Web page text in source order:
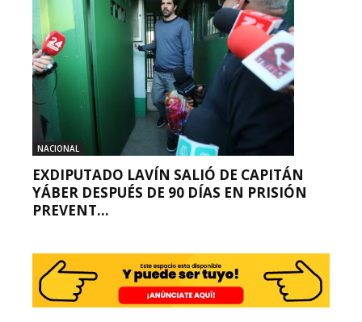
NACIONAL
EXDIPUTADO LAVÍN SALIÓ DE CAPITÁN
YÁBER DESPUÉS DE 90 DÍAS EN PRISIÓN
PREVENT...